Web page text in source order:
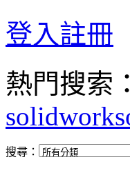
登入註冊
熱門搜索：
solidworks
搜尋：